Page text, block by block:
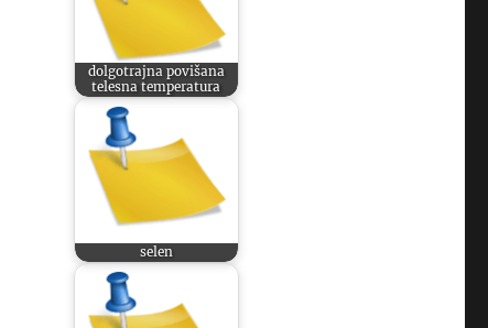
dolgotrajna povišana
telesna temperatura
selen